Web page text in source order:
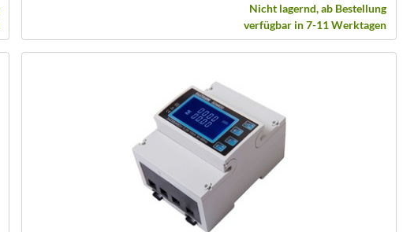
Nicht lagernd, ab Bestellung
verfügbar in 7-11 Werktagen